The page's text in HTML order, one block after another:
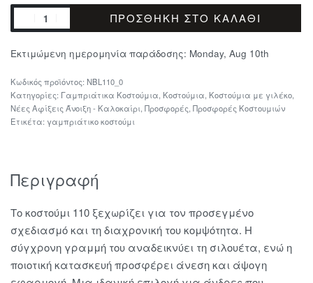
ΠΡΟΣΘΉΚΗ ΣΤΟ ΚΑΛΆΘΙ
Εκτιμώμενη ημερομηνία παράδοσης: Monday, Aug 10th
NBL110_0
Κατηγορίες: Γαμπριάτικα Κοστούμια Κοστούμια Κοστούμια με γιλέκο
Νέες Αφίξεις Άνοιξη - Καλοκαίρι Προσφορές Προσφορές Κοστουμιών
Ετικέτα: γαμπριάτικο κοστούμι
Περιγραφή
Το κοστούμι 110 ξεχωρίζει για τον προσεγμένο
σχεδιασμό και τη διαχρονική του κομψότητα. Η
σύγχρονη γραμμή του αναδεικνύει τη σιλουέτα, ενώ η
ποιοτική κατασκευή προσφέρει άνεση και άψογη